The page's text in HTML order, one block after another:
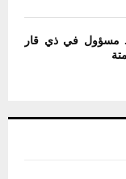
مسؤول في ذي قار